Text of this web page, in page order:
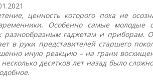
ценность которого пока не
Особенно самые молодые
разнообразным гаджетам и приборам.
в руки представителей старшего
иную реакцию – на грани
десятков лет назад было